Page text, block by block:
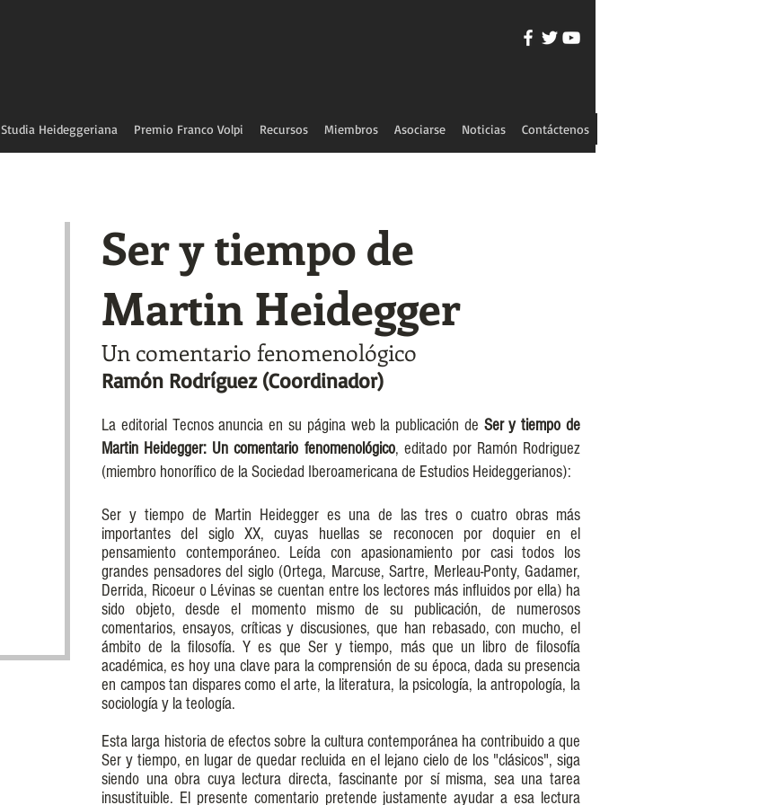
Studia Heideggeriana Premio Franco Volpi Recursos Miembros Asociarse Noticias Contáctenos
Ser y tiempo de
Martin Heidegger
Un comentario fenomenológico
Ramón Rodríguez (Coordinador)
La editorial Tecnos anuncia en su página web la publicación de Ser y tiempo de
Martin Heidegger: Un comentario fenomenológico, editado por Ramón Rodriguez
(miembro honorífico de la Sociedad Iberoamericana de Estudios Heideggerianos):
Ser y tiempo de Martin Heidegger es una de las tres o cuatro obras más
importantes del siglo XX, cuyas huellas se reconocen por doquier en el
pensamiento contemporáneo. Leída con apasionamiento por casi todos los
grandes pensadores del siglo (Ortega, Marcuse, Sartre, Merleau-Ponty, Gadamer,
Derrida, Ricoeur o Lévinas se cuentan entre los lectores más influidos por ella) ha
sido objeto, desde el momento mismo de su publicación, de numerosos
comentarios, ensayos, críticas y discusiones, que han rebasado, con mucho, el
ámbito de la filosofía. Y es que Ser y tiempo, más que un libro de filosofía
académica, es hoy una clave para la comprensión de su época, dada su presencia
en campos tan dispares como el arte, la literatura, la psicología, la antropología, la
sociología y la teología.
Esta larga historia de efectos sobre la cultura contemporánea ha contribuido a que
Ser y tiempo, en lugar de quedar recluida en el lejano cielo de los "clásicos", siga
siendo una obra cuya lectura directa, fascinante por sí misma, sea una tarea
insustituible. El presente comentario pretende justamente ayudar a esa lectura